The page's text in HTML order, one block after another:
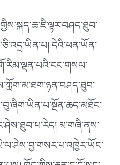
དེའི་ཕན་ཡོན་
མ་གཞི་ནས་